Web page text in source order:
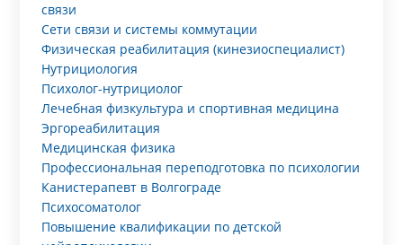
связи
Сети связи и системы коммутации
Физическая реабилитация (кинезиоспециалист)
Нутрициология
Психолог-нутрициолог
Лечебная физкультура и спортивная медицина
Эргореабилитация
Медицинская физика
Профессиональная переподготовка по психологии
Канистерапевт в Волгограде
Психосоматолог
Повышение квалификации по детской